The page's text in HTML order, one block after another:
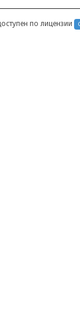
по лицензии